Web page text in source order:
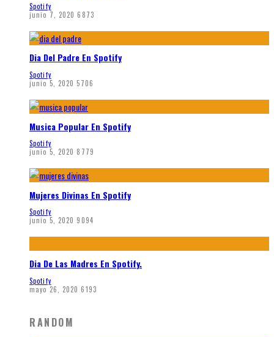
Spotify
junio 7, 2020 6873
Dia Del Padre En Spotify
Spotify
junio 5, 2020 5706
Musica Popular En Spotify
Spotify
junio 5, 2020 8779
Mujeres Divinas En Spotify
Spotify
junio 5, 2020 9094
Dia De Las Madres En Spotify.
Spotify
mayo 26, 2020 6193
RANDOM